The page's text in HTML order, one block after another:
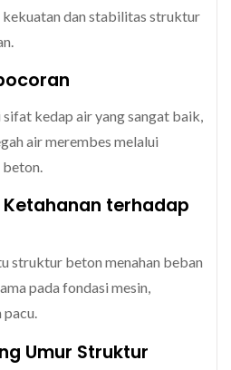
dan stabilitas struktur
kedap air yang sangat baik,
air merembes melalui
beton.
terhadap
struktur beton menahan beban
pada fondasi mesin,
pacu.
Umur Struktur